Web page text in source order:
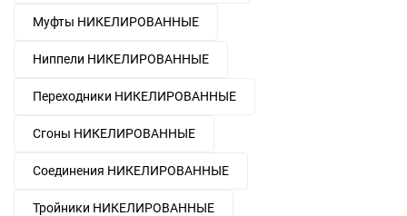
Муфты НИКЕЛИРОВАННЫЕ
Ниппели НИКЕЛИРОВАННЫЕ
Переходники НИКЕЛИРОВАННЫЕ
Сгоны НИКЕЛИРОВАННЫЕ
Соединения НИКЕЛИРОВАННЫЕ
Тройники НИКЕЛИРОВАННЫЕ